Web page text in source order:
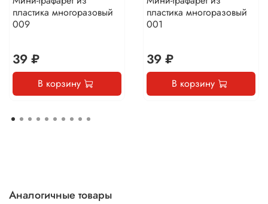
пластика многоразовый
009
39 ₽
В корзину
пластика многоразовый
001
39 ₽
В корзину
Аналогичные товары